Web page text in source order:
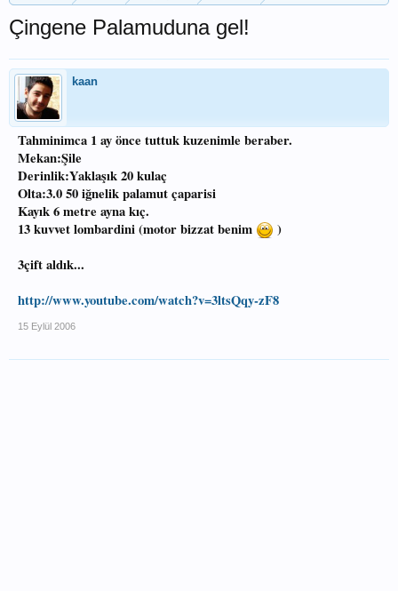
Çingene Palamuduna gel!
kaan
Tahminimca 1 ay önce tuttuk kuzenimle beraber.
Mekan:Şile
Derinlik:Yaklaşık 20 kulaç
Olta:3.0 50 iğnelik palamut çaparisi
Kayık 6 metre ayna kıç.
13 kuvvet lombardini (motor bizzat benim
)
3çift aldık...
http://www.youtube.com/watch?v=3ltsQqy-zF8
15 Eylül 2006